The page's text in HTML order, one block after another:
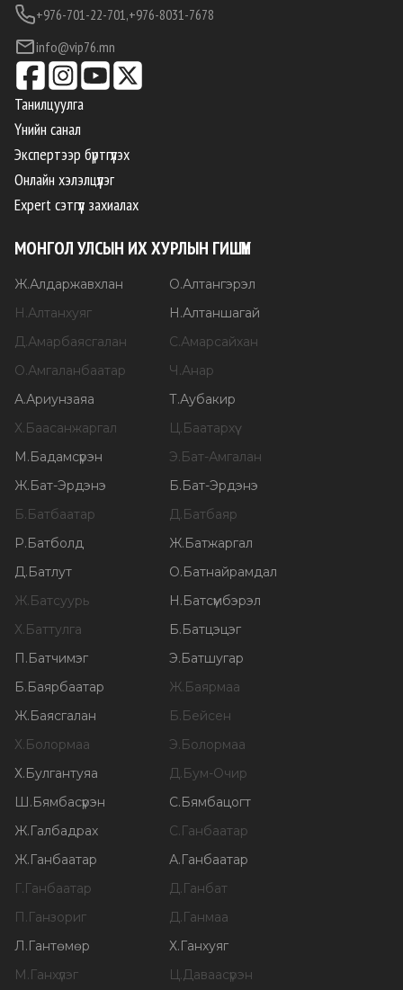
+976-701-22-701,+976-8031-7678
info@vip76.mn
Танилцуулга
Үнийн санал
Экспертээр бүртгүүлэх
Онлайн хэлэлцүүлэг
Expert сэтгүүл захиалах
МОНГОЛ УЛСЫН ИХ ХУРЛЫН ГИШҮҮН
Ж.Алдаржавхлан О.Алтангэрэл
Н.Алтанхуяг Н.Алтаншагай
Д.Амарбаясгалан С.Амарсайхан
О.Амгаланбаатар Ч.Анар
А.Ариунзаяа Т.Аубакир
Х.Баасанжаргал Ц.Баатархүү
М.Бадамсүрэн Э.Бат-Амгалан
Ж.Бат-Эрдэнэ Б.Бат-Эрдэнэ
Б.Батбаатар Д.Батбаяр
Р.Батболд Ж.Батжаргал
Д.Батлут О.Батнайрамдал
Ж.Батсуурь Н.Батсүмбэрэл
Х.Баттулга Б.Батцэцэг
П.Батчимэг Э.Батшугар
Б.Баярбаатар Ж.Баярмаа
Ж.Баясгалан Б.Бейсен
Х.Болормаа Э.Болормаа
Х.Булгантуяа Д.Бум-Очир
Ш.Бямбасүрэн С.Бямбацогт
Ж.Галбадрах С.Ганбаатар
Ж.Ганбаатар А.Ганбаатар
Г.Ганбаатар Д.Ганбат
П.Ганзориг Д.Ганмаа
Л.Гантөмөр Х.Ганхуяг
М.Ганхүлэг Ц.Даваасүрэн